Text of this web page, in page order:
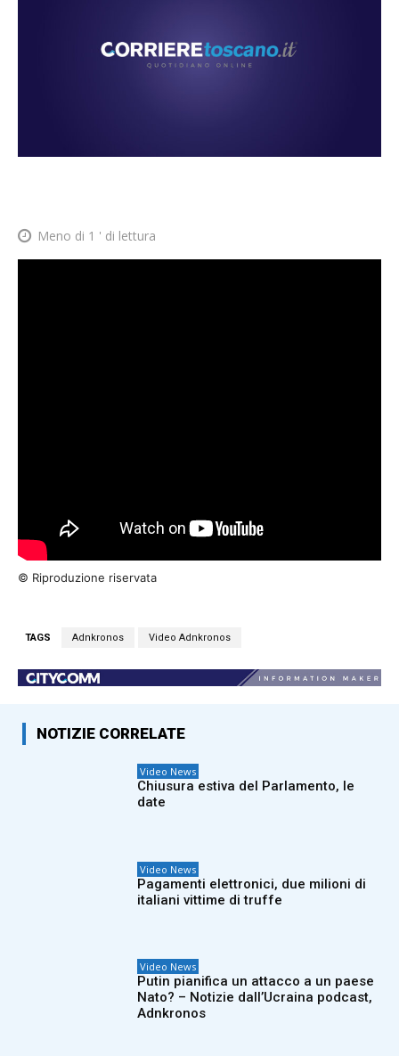
Meno di 1 ' di lettura
© Riproduzione riservata
TAGS Adnkronos Video Adnkronos
NOTIZIE CORRELATE
Video News
Chiusura estiva del Parlamento, le
date
Video News
Pagamenti elettronici, due milioni di
italiani vittime di truffe
Video News
Putin pianifica un attacco a un paese
Nato? – Notizie dall’Ucraina podcast,
Adnkronos